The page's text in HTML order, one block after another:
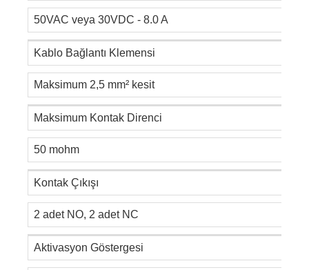
50VAC veya 30VDC - 8.0 A
Kablo Bağlantı Klemensi
Maksimum 2,5 mm² kesit
Maksimum Kontak Direnci
50 mohm
Kontak Çıkışı
2 adet NO, 2 adet NC
Aktivasyon Göstergesi